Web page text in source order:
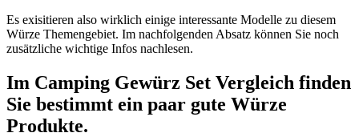
Es exisitieren also wirklich einige interessante Modelle zu diesem
Würze Themengebiet. Im nachfolgenden Absatz können Sie noch
zusätzliche wichtige Infos nachlesen.
Im Camping Gewürz Set Vergleich finden
Sie bestimmt ein paar gute Würze
Produkte.